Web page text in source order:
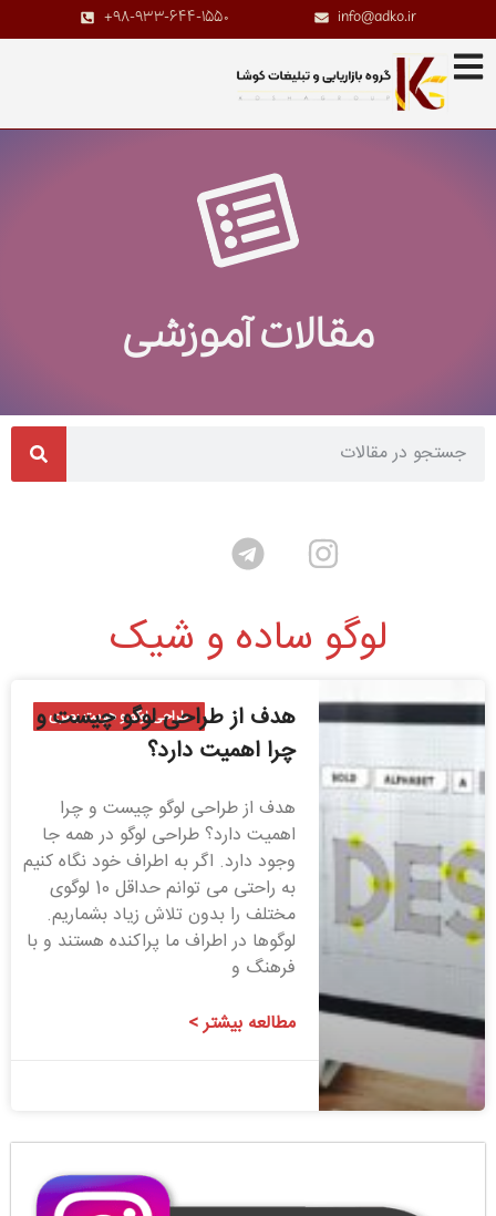
info@adko.ir
+98-933-644-1550
مقالات آموزشی
لوگو ساده و شیک
طراحی لوگو و هویت بصری
هدف از طراحی لوگو چیست و
چرا اهمیت دارد؟
هدف از طراحی لوگو چیست و چرا
اهمیت دارد؟ طراحی لوگو در همه جا
وجود دارد. اگر به اطراف خود نگاه کنیم
به راحتی می توانم حداقل 10 لوگوی
مختلف را بدون تلاش زیاد بشماریم.
لوگوها در اطراف ما پراکنده هستند و با
فرهنگ و
مطالعه بیشتر >
1400/08/24